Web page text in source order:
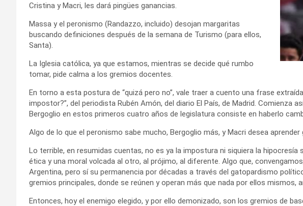
Cristina y Macri, les dará pingües ganancias.
Massa y el peronismo (Randazzo, incluido) desojan margaritas
buscando definiciones después de la semana de Turismo (para ellos,
Santa).
La Iglesia católica, ya que estamos, mientras se decide qué rumbo
tomar, pide calma a los gremios docentes.
En torno a esta postura de “quizá pero no”, vale traer a cuento una frase
impostor?”, del periodista Rubén Amón, del diario El País, de Madrid. Comienza
Bergoglio en estos primeros cuatro años de legislatura consiste en haberlo
Algo de lo que el peronismo sabe mucho, Bergoglio más, y Macri desea aprender
Lo terrible, en resumidas cuentas, no es ya la impostura ni siquiera la hipocresía
ética y una moral volcada al otro, al prójimo, al diferente. Algo que,
Argentina, pero sí su permanencia por décadas a través del gatopardismo
gremios principales, donde se reúnen y operan más que nada por ellos mismos,
Entonces, hoy el enemigo elegido, y por ello demonizado, son los gremios de